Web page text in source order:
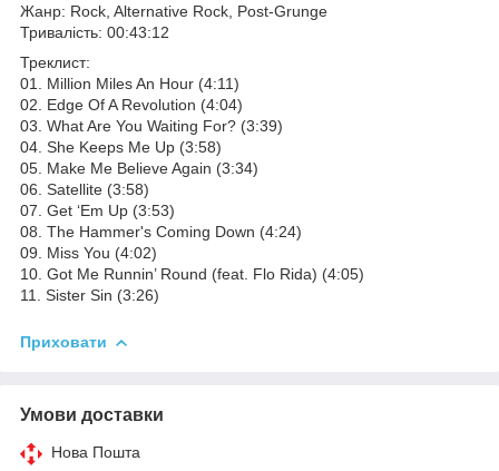
Жанр: Rock, Alternative Rock, Post-Grunge
Тривалість: 00:43:12
Треклист:
01. Million Miles An Hour (4:11)
02. Edge Of A Revolution (4:04)
03. What Are You Waiting For? (3:39)
04. She Keeps Me Up (3:58)
05. Make Me Believe Again (3:34)
06. Satellite (3:58)
07. Get ‘Em Up (3:53)
08. The Hammer's Coming Down (4:24)
09. Miss You (4:02)
10. Got Me Runnin’ Round (feat. Flo Rida) (4:05)
11. Sister Sin (3:26)
Приховати
Умови доставки
Нова Пошта